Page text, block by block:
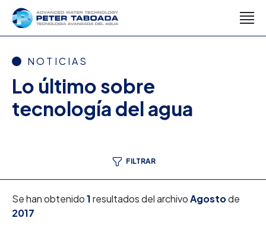
NOTICIAS
Lo último sobre
tecnología del agua
FILTRAR
Se han obtenido1resultados del archivoAgostode
2017